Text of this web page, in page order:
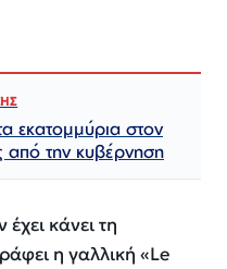
εκατομμύρια στον
από την κυβέρνηση
κάνει τη
η γαλλική «Le